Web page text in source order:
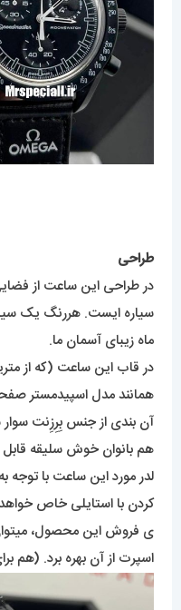
طراحی
در طراحی این ساعت از
سیاره ایست. هررنگ یک
ماه زیبای آسمان ما.
در قاب این ساعت (که از
همانند مدل اسپیدمستر
آن بندی از جنس بِرِزِنت
هم بانوان خوش سلیقه قابل
لدر مورد این ساعت با
کردن با استایلی خاص خواهد
ی فروش این محصول،
اسپرت از آن بهره برد. (هم